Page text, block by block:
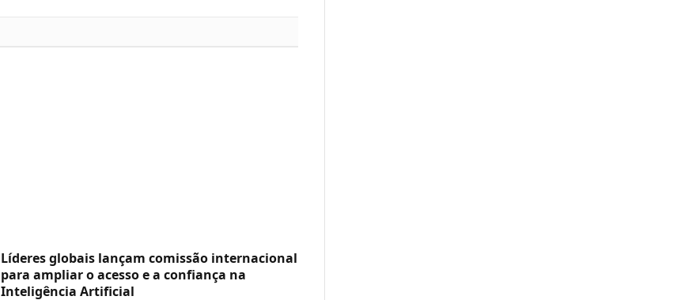
Líderes globais lançam comissão internacional
para ampliar o acesso e a confiança na
Inteligência Artificial